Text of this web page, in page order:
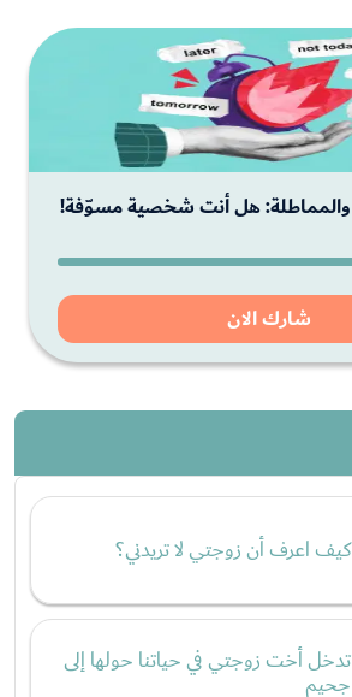
والمماطلة: هل أنت شخصية مسوّفة!
شارك الان
كيف اعرف أن زوجتي لا تريدني؟
تدخل أخت زوجتي في حياتنا حولها إلى
جحيم